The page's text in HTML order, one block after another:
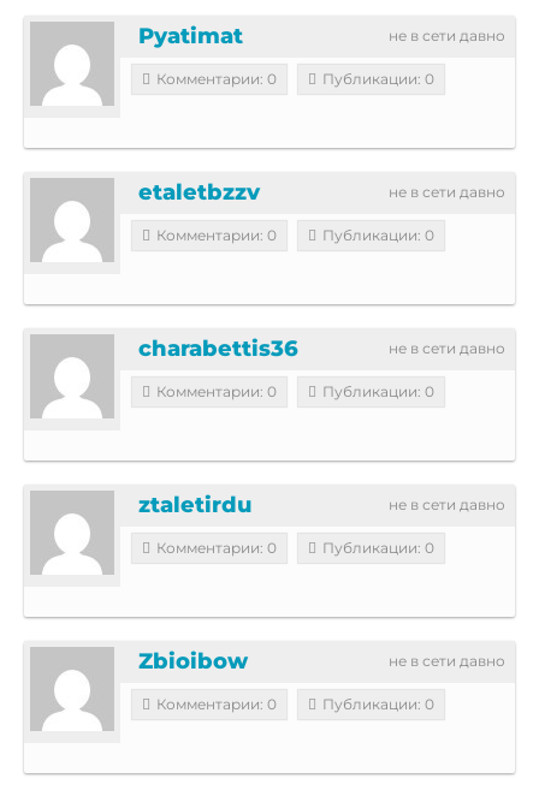
не в сети давно
Pyatimat
Комментарии: 0 Публикации: 0
не в сети давно
etaletbzzv
Комментарии: 0 Публикации: 0
не в сети давно
charabettis36
Комментарии: 0 Публикации: 0
не в сети давно
ztaletirdu
Комментарии: 0 Публикации: 0
не в сети давно
Zbioibow
Комментарии: 0 Публикации: 0